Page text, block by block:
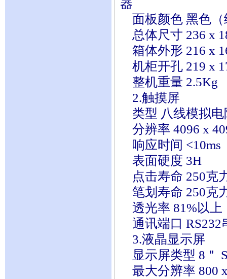
器
面板颜色 黑色（
总体尺寸 236 x
箱体外形 216 x
机柜开孔 219 x
整机重量 2.5Kg
2.触摸屏
类型 八线模拟电
分辨率 4096 x
响应时间 <10ms
表面硬度 3H
点击寿命 250克
笔划寿命 250克
透光率 81%以上
通讯端口 RS232
3.液晶显示屏
显示屏类型 8＂
最大分辨率 800